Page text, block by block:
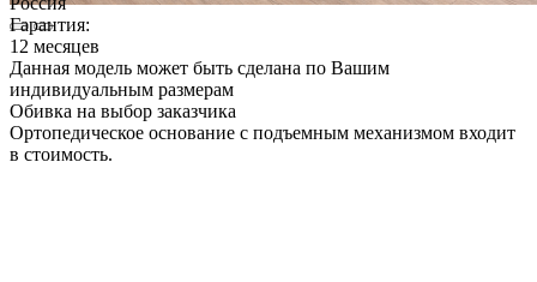
Гарантия:
12 месяцев
Данная модель может быть сделана по Вашим
индивидуальным размерам
Обивка на выбор заказчика
Ортопедическое основание с подъемным механизмом входит
в стоимость.